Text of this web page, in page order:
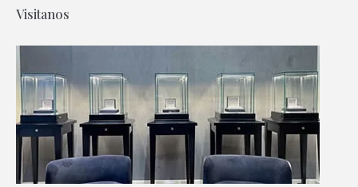
Visitanos